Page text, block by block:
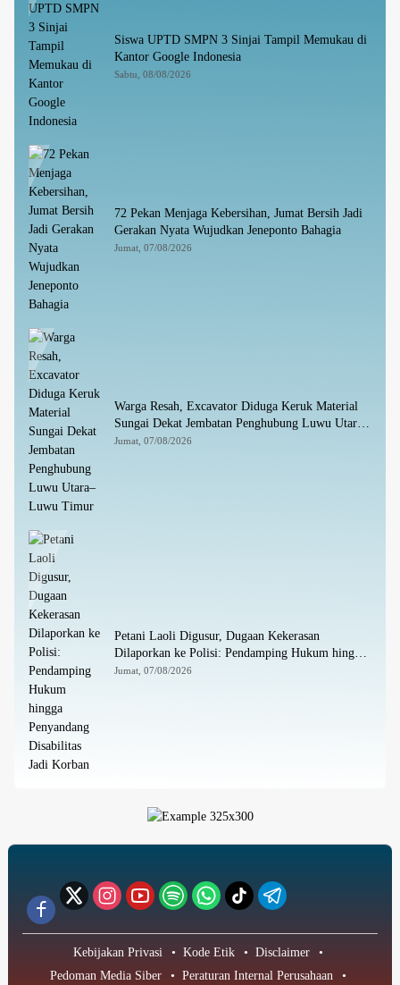
Siswa UPTD SMPN 3 Sinjai Tampil Memukau di
Kantor Google Indonesia
Sabtu, 08/08/2026
72 Pekan Menjaga Kebersihan, Jumat Bersih Jadi
Gerakan Nyata Wujudkan Jeneponto Bahagia
Jumat, 07/08/2026
Warga Resah, Excavator Diduga Keruk Material
Sungai Dekat Jembatan Penghubung Luwu Utara–
Luwu Timur
Jumat, 07/08/2026
Petani Laoli Digusur, Dugaan Kekerasan
Dilaporkan ke Polisi: Pendamping Hukum hingga
Penyandang Disabilitas Jadi Korban
Jumat, 07/08/2026
Kebijakan Privasi Kode Etik
Disclaimer
Pedoman Media Siber
Peraturan Internal Perusahaan